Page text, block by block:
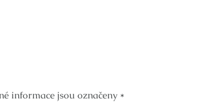
informace jsou označeny *